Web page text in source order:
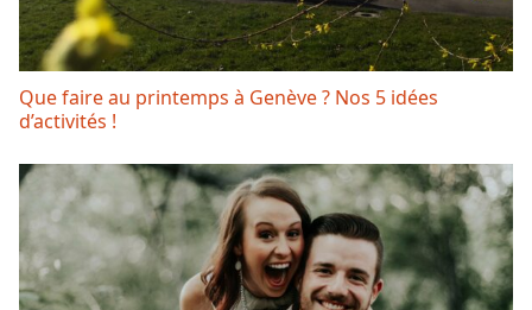
Que faire au printemps à Genève ? Nos 5 idées
d’activités !